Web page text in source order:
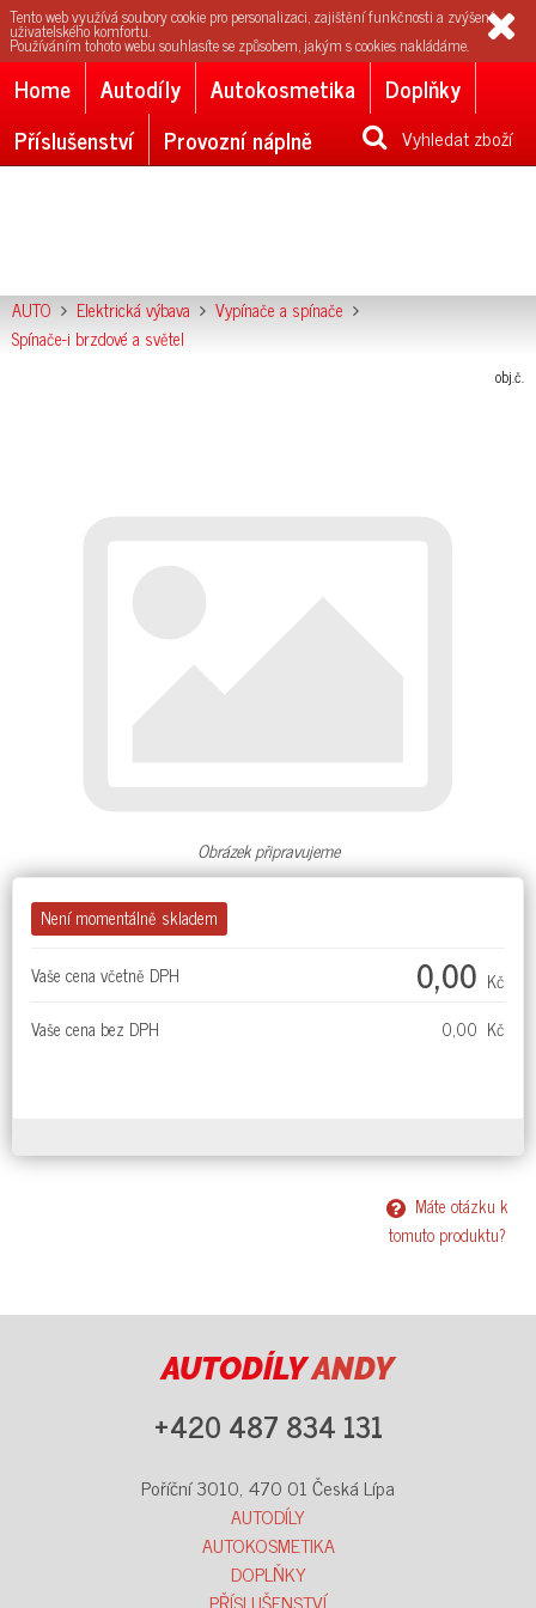
Tento web využívá soubory cookie pro personalizaci, zajištění funkčnosti a zvýšení
uživatelského komfortu.
Používáním tohoto webu souhlasíte se způsobem, jakým s cookies nakládáme.
Home Autodíly Autokosmetika
Doplňky
Příslušenství
Provozní náplně Vyhledat zboží
AUTO Elektrická výbava
Vypínače a spínače
Spínače-i brzdové a světel
obj.č.
Obrázek připravujeme
Není momentálně skladem
Vaše cena včetně DPH
0,00 Kč
Vaše cena bez DPH
0,00 Kč
Máte otázku k
tomuto produktu?
AUTODÍLYANDY
+420 487 834 131
Poříční 3010, 470 01 Česká Lípa
AUTODÍLY
AUTOKOSMETIKA
DOPLŇKY